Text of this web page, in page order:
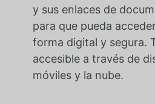
y sus enlaces de
para que pueda
forma digital y segura.
accesible a través de
móviles y la nube.